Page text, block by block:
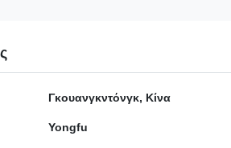
Γκουανγκντόνγκ, Κίνα
Yongfu